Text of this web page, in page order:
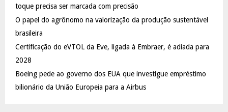
:
C
toque precisa ser marcada com precisão
O papel do agrônomo na valorização da produção sustentável
brasileira
Certificação do eVTOL da Eve, ligada à Embraer, é adiada para
2028
Boeing pede ao governo dos EUA que investigue empréstimo
bilionário da União Europeia para a Airbus